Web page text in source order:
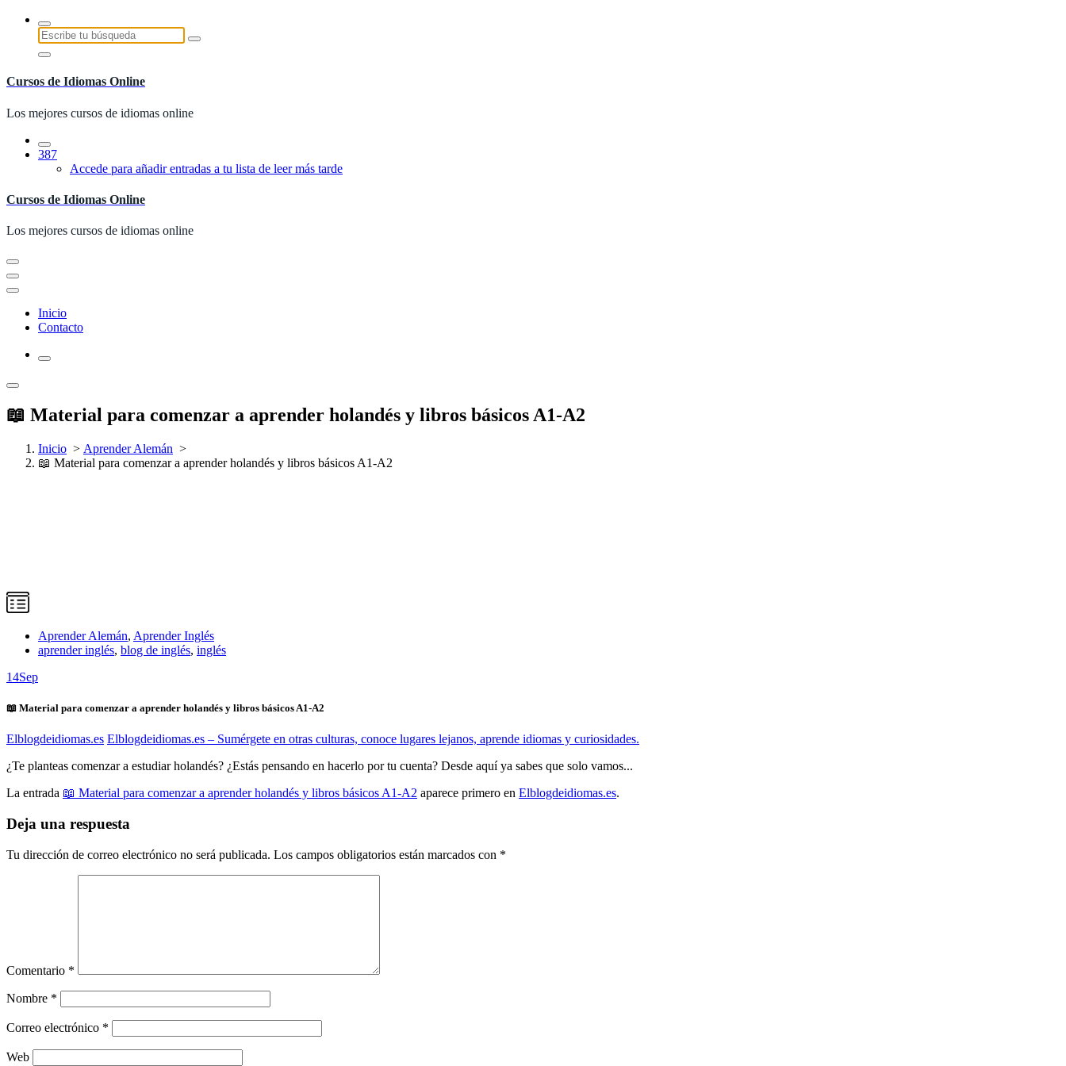
Saltar
contenido
Buscar:
Cursos de Idiomas Online
Los mejores cursos de idiomas online
387
Accede para añadir entradas a tu lista de leer más tarde
Cursos de Idiomas Online
Los mejores cursos de idiomas online
Inicio
Contacto
📖 Material para comenzar a aprender holandés y libros básicos A1-A2
Inicio > Aprender Alemán >
📖 Material para comenzar a aprender holandés y libros básicos A1-A2
Aprender Alemán, Aprender Inglés
aprender inglés, blog de inglés, inglés
14Sep
📖 Material para comenzar a aprender holandés y libros básicos A1-A2
Elblogdeidiomas.es Elblogdeidiomas.es – Sumérgete en otras culturas, conoce lugares lejanos, aprende idiomas y curiosidades.
¿Te planteas comenzar a estudiar holandés? ¿Estás pensando en hacerlo por tu cuenta? Desde aquí ya sabes que solo vamos...
La entrada 📖 Material para comenzar a aprender holandés y libros básicos A1-A2 aparece primero en Elblogdeidiomas.es.
Deja una respuesta
Tu dirección de correo electrónico no será publicada. Los campos obligatorios están marcados con *
Comentario *
Nombre *
Correo electrónico *
Web